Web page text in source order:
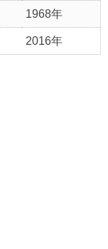
1968年
2016年